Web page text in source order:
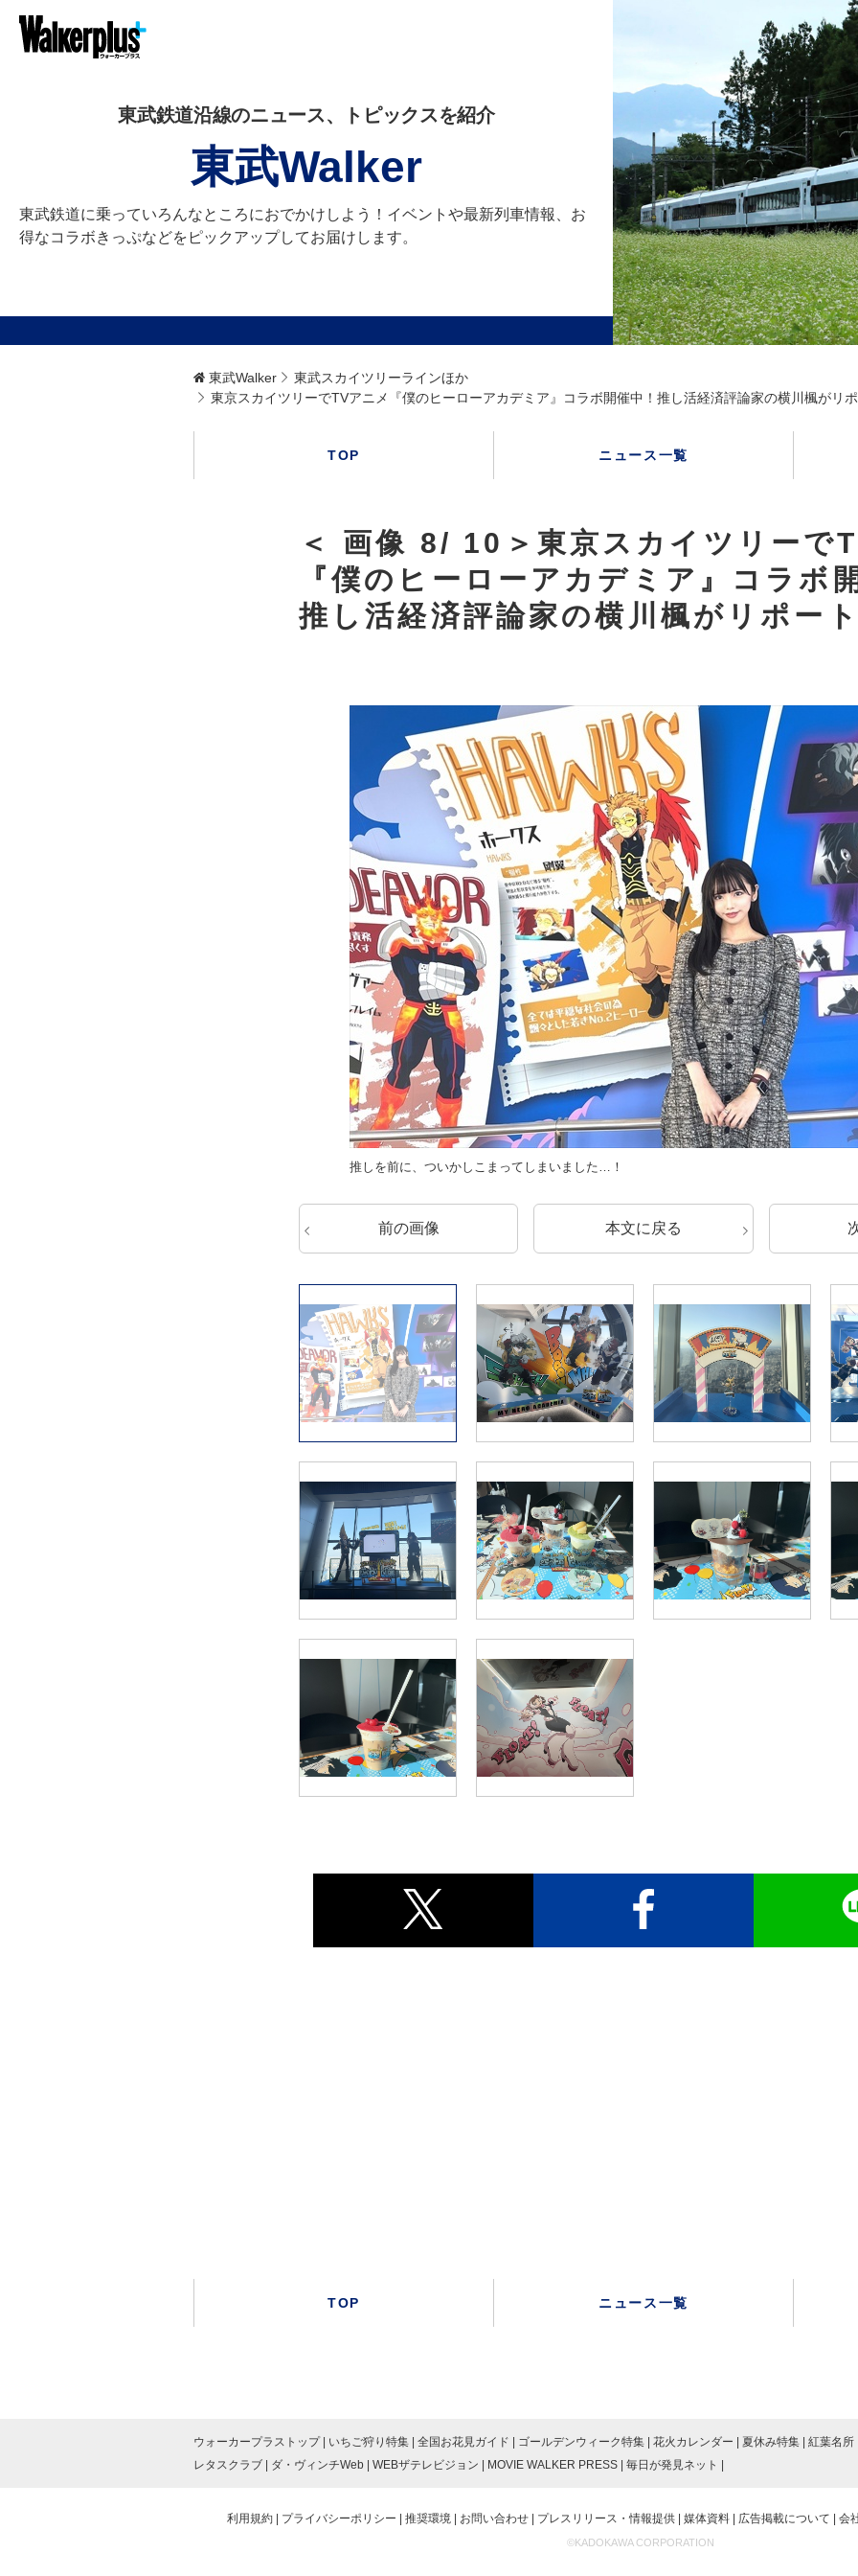
東武鉄道沿線のニュース、トピックスを紹介
東武Walker
東武鉄道に乗っていろんなところにおでかけしよう！イベントや最新列車情報、お
得なコラボきっぷなどをピックアップしてお届けします。
東武Walker
東武スカイツリーラインほか
東京スカイツリーでTVアニメ『僕のヒーローアカデミア』コラボ開催中！推し活経済評論家の横川楓がリ
TOP ニュース一覧
＜ 画像 8/ 10＞東京スカイツリーで
『僕のヒーローアカデミア』コラボ
推し活経済評論家の横川楓がリポー
推しを前に、ついかしこまってしまいました…！
前の画像 本文に戻る
TOP ニュース一覧
ウォーカープラストップ いちご狩り特集 全国お花見ガイド ゴールデンウィーク特集 花火カレンダー 夏休み特集
紅葉名所
レタスクラブ
ダ・ヴィンチWeb WEBザテレビジョン MOVIE WALKER PRESS 毎日が発見ネット
利用規約 プライバシーポリシー 推奨環境 お問い合わせ プレスリリース・情報提供 媒体資料 広告掲載について 会
©KADOKAWA CORPORATION